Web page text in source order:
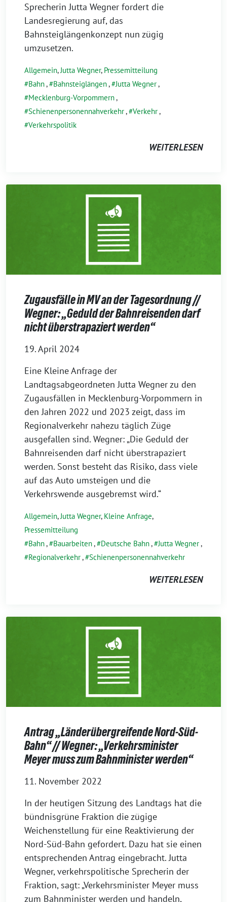
Sprecherin Jutta Wegner fordert die
Landesregierung auf, das
Bahnsteiglängenkonzept nun zügig
umzusetzen.
Allgemein, Jutta Wegner, Pressemitteilung
Bahn, Bahnsteiglängen, Jutta Wegner,
Mecklenburg-Vorpommern,
Schienenpersonennahverkehr, Verkehr,
Verkehrspolitik
WEITERLESEN
Zugausfälle in MV an der Tagesordnung //
Wegner: „Geduld der Bahnreisenden darf
nicht überstrapaziert werden“
19. April 2024
Eine Kleine Anfrage der
Landtagsabgeordneten Jutta Wegner zu den
Zugausfällen in Mecklenburg-Vorpommern in
den Jahren 2022 und 2023 zeigt, dass im
Regionalverkehr nahezu täglich Züge
ausgefallen sind. Wegner: „Die Geduld der
Bahnreisenden darf nicht überstrapaziert
werden. Sonst besteht das Risiko, dass viele
auf das Auto umsteigen und die
Verkehrswende ausgebremst wird.“
Allgemein,Jutta Wegner, Kleine Anfrage,
Pressemitteilung
Bahn, Bauarbeiten, Deutsche Bahn, Jutta Wegner,
Regionalverkehr, Schienenpersonennahverkehr
WEITERLESEN
Antrag „Länderübergreifende Nord-Süd-
Bahn“ // Wegner: „Verkehrsminister
Meyer muss zum Bahnminister werden“
11. November 2022
In der heutigen Sitzung des Landtags hat die
bündnisgrüne Fraktion die zügige
Weichenstellung für eine Reaktivierung der
Nord-Süd-Bahn gefordert. Dazu hat sie einen
entsprechenden Antrag eingebracht. Jutta
Wegner, verkehrspolitische Sprecherin der
Fraktion, sagt: „Verkehrsminister Meyer muss
zum Bahnminister werden und handeln,